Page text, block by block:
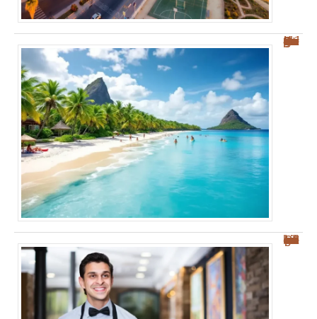
Découvrez les plages des Salines : votre guide sur Sainte-Anne
Les meilleurs restaurants à Palerme : nos conseils pour bien manger et savourer !